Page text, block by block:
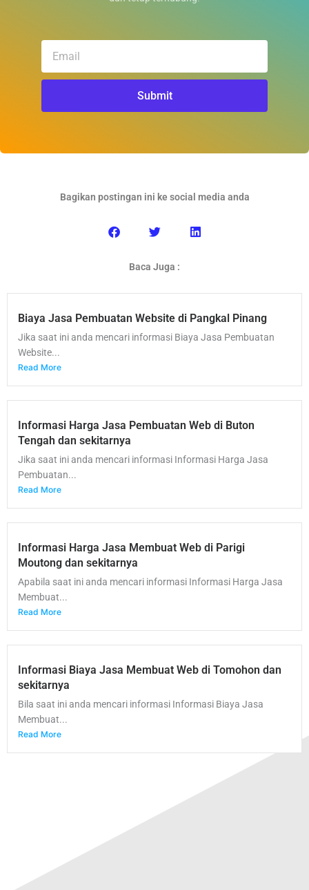
Submit
Bagikan postingan ini ke social media anda
Baca Juga :
Biaya Jasa Pembuatan Website di Pangkal Pinang
Jika saat ini anda mencari informasi Biaya Jasa Pembuatan
Website...
Read More
Informasi Harga Jasa Pembuatan Web di Buton
Tengah dan sekitarnya
Jika saat ini anda mencari informasi Informasi Harga Jasa
Pembuatan...
Read More
Informasi Harga Jasa Membuat Web di Parigi
Moutong dan sekitarnya
Apabila saat ini anda mencari informasi Informasi Harga Jasa
Membuat...
Read More
Informasi Biaya Jasa Membuat Web di Tomohon dan
sekitarnya
Bila saat ini anda mencari informasi Informasi Biaya Jasa
Membuat...
Read More